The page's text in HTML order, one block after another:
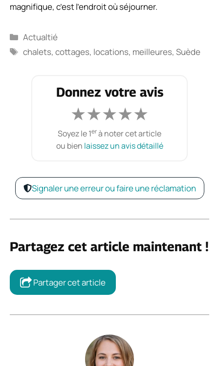
magnifique, c’est l’endroit où séjourner.
Catégories
Actualtié
Étiquettes
chalets,cottages, locations, meilleures,Suède
Donnez votre avis
★★★★★
Soyez le 1erà noter cet article
ou bien laissez un avis détaillé
Signaler une erreur ou faire une réclamation
Partagez cet article maintenant !
Partager cet article